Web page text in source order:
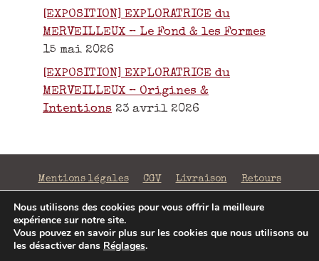
[EXPOSITION] EXPLORATRICE du
MERVEILLEUX – Le Fond & les Formes
15 mai 2026
[EXPOSITION] EXPLORATRICE du
MERVEILLEUX – Origines &
Intentions 23 avril 2026
Mentions légales CGV Livraison Retours
Confidentialité
©2026 La Fabrique de Mots Magiques | SIRET 797 938
206 00043 | Conception
Nous utilisons des cookies pour vous offrir la meilleure
expérience sur notre site.
Vous pouvez en savoir plus sur les cookies que nous utilisons ou
les désactiver dans Réglages.